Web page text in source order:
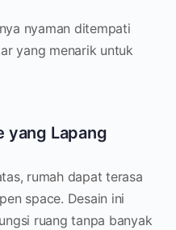
nyaman ditempati
yang menarik untuk
yang Lapang
rumah dapat terasa
space. Desain ini
ruang tanpa banyak